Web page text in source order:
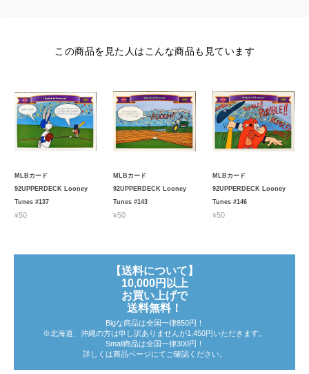
この商品を見た人はこんな商品も見ています
MLBカード
92UPPERDECK Looney
Tunes #137
¥50
MLBカード
92UPPERDECK Looney
Tunes #143
¥50
MLBカード
92UPPERDECK Looney
Tunes #146
¥50
【送料について】
10,000円以上
お買い上げで
送料無料！
Bigな商品は全国一律850円！
※北海道、沖縄の方は申し訳ありませんが1,450円いただきます。
Small商品は全国一律300円！
詳しくは商品ページにてご確認ください。